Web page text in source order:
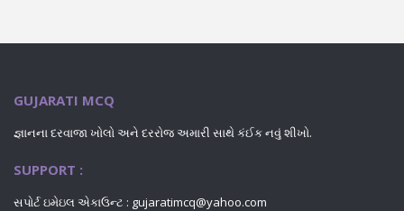
GUJARATI MCQ
જ્ઞાનના દરવાજા ખોલો અને દરરોજ અમારી સાથે કંઈક નવું શીખો.
SUPPORT :
સપોર્ટ ઇમેઇલ એકાઉન્ટ : gujaratimcq@yahoo.com